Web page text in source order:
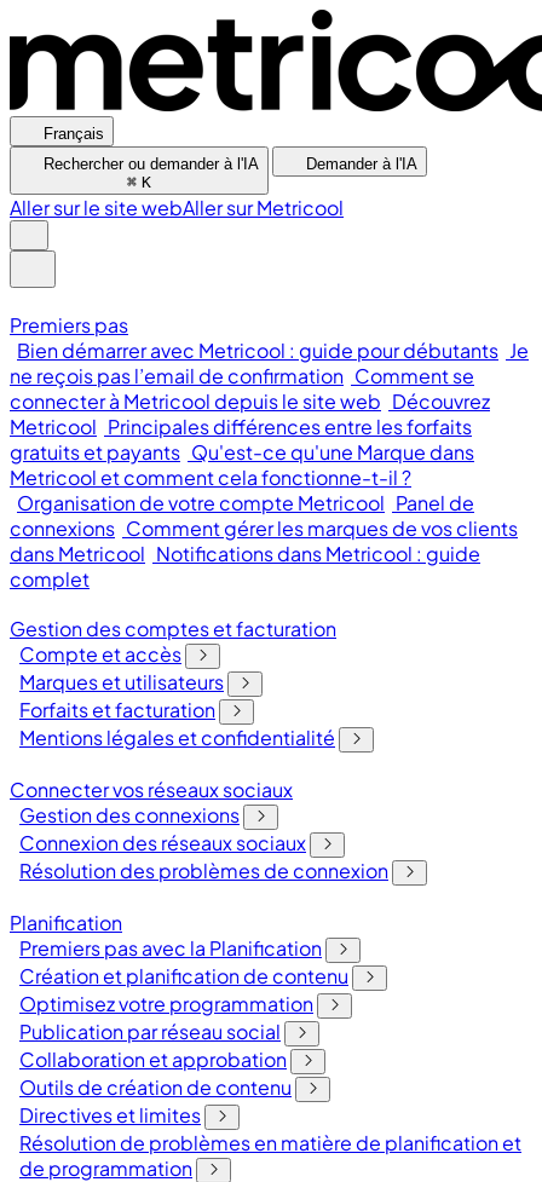
Français
Rechercher ou demander à l'IA
⌘ K
Demander à l'IA
Aller sur le site webAller sur Metricool
Premiers pas
Bien démarrer avec Metricool : guide pour débutants Je
ne reçois pas l’email de confirmation Comment se
connecter à Metricool depuis le site web Découvrez
Metricool Principales différences entre les forfaits
gratuits et payants Qu'est-ce qu'une Marque dans
Metricool et comment cela fonctionne-t-il ?
Organisation de votre compte Metricool Panel de
connexions Comment gérer les marques de vos clients
dans Metricool Notifications dans Metricool : guide
complet
Gestion des comptes et facturation
Compte et accès
Marques et utilisateurs
Forfaits et facturation
Mentions légales et confidentialité
Connecter vos réseaux sociaux
Gestion des connexions
Connexion des réseaux sociaux
Résolution des problèmes de connexion
Planification
Premiers pas avec la Planification
Création et planification de contenu
Optimisez votre programmation
Publication par réseau social
Collaboration et approbation
Outils de création de contenu
Directives et limites
Résolution de problèmes en matière de planification et
de programmation